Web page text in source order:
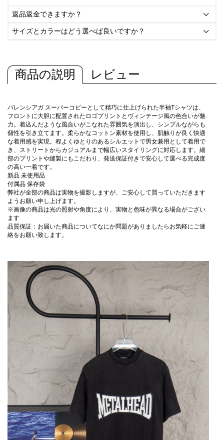
返品返金できますか？ 
サイズとカラーはどう選べば良いですか？ 
商品の説明 レビュー
バレンシアガ スーパーコピーとして精巧に仕上げられた半袖Tシャツは、
フロントに大胆に配置されたロゴプリントとヴィンテージ風の色合いが魅
力。着込んだような風合いがこなれた雰囲気を演出し、シンプルながらも
個性を引き立てます。柔らかなコットン素材を使用し、肌触りが良く快適
な着用感を実現。程よくゆとりのあるシルエットで男女兼用として着用で
き、ストリートからカジュアルまで幅広いスタイリングに対応します。細
部のプリントや縫製にもこだわり、発送保証付きで安心して選べる完成度
の高い一着です。
新品 未使用品
付属品 保存袋
弊社が全部の商品は実物を撮影しますが、ご安心して買っていただきます
ようお願い申し上げます。
※画像の商品は光の照射や角度により、実物と色味が異なる場合がござい
ます
品質保証：お届いた商品についてなにか問題がありましたらお気軽にご連
絡をお願い致します。